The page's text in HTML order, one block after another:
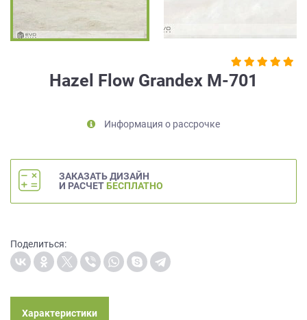
Hazel Flow Grandex M-701
Информация о рассрочке
ЗАКАЗАТЬ ДИЗАЙН
И РАСЧЕТ БЕСПЛАТНО
Поделиться:
Характеристики
обработку
персональных
метрическими
программами
условиях
Политики
персональных
данных.